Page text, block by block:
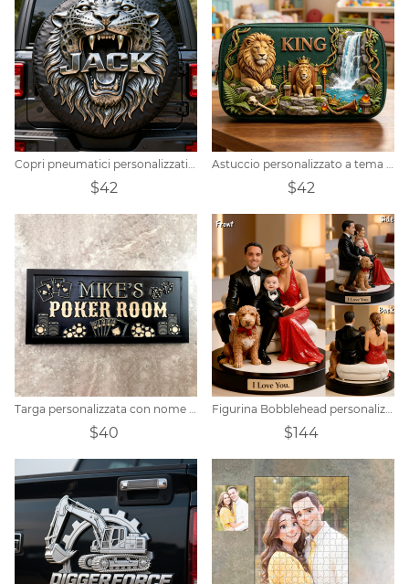
Copri pneumatici personalizzati a tema leopardo
$42
Astuccio personalizzato a tema Re della Giungla
$42
Targa personalizzata con nome della sala da poker
$40
Figurina Bobblehead personalizzata con foto, regalo di famiglia per anniversario, ricordo di momenti, figure 3D, regalo per il marito
$144